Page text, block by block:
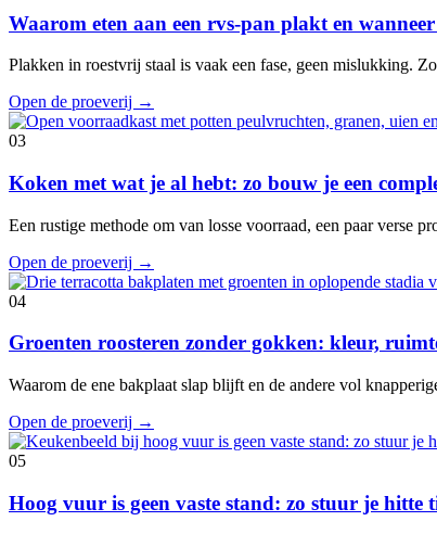
Waarom eten aan een rvs-pan plakt en
Plakken in roestvrij staal is vaak een fase, geen mislukking.
Open de proeverij →
03
Koken met wat je al hebt: zo bouw je een
Een rustige methode om van losse voorraad, een paar verse
Open de proeverij →
04
Groenten roosteren zonder gokken: kleur,
Waarom de ene bakplaat slap blijft en de andere vol
Open de proeverij →
05
Hoog vuur is geen vaste stand: zo stuur je hitte